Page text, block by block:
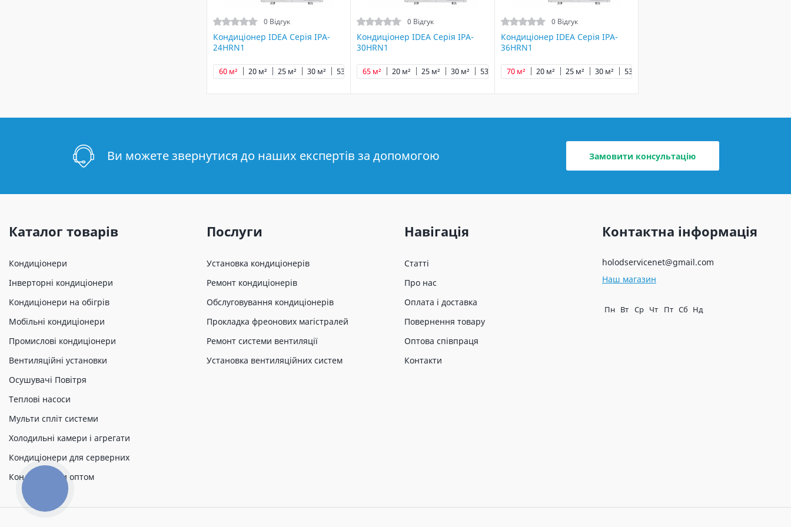
0 Відгук
Кондиціонер IDEA Серія IPA-
24HRN1
20 м² 25 м² 30 м² 53 м²
60 м² 65 м² 70 м²
0 Відгук
Кондиціонер IDEA Серія IPA-
30HRN1
20 м² 25 м² 30 м² 53 м² 60 м²
65 м² 70 м²
0 Відгук
Кондиціонер IDEA Серія IPA-
36HRN1
20 м² 25 м² 30 м² 53 м²
70 м²
Ви можете звернутися до наших експертів за допомогою Замовити консультацію
Каталог товарів
Кондиціонери
Інверторні кондиціонери
Кондиціонери на обігрів
Мобільні кондиціонери
Промислові кондиціонери
Вентиляційні установки
Осушувачі Повітря
Теплові насоси
Мульти спліт системи
Холодильні камери і агрегати
Кондиціонери для серверних
Кондиціонери оптом
Послуги
Установка кондиціонерів
Ремонт кондиціонерів
Обслуговування кондиціонерів
Прокладка фреонових магістралей
Ремонт системи вентиляції
Установка вентиляційних систем
Навігація
Статті
Про нас
Оплата і доставка
Повернення товару
Оптова співпраця
Контакти
Контактна інформація
holodservicenet@gmail.com
Наш магазин
Пн Вт Ср Чт Пт Сб Нд